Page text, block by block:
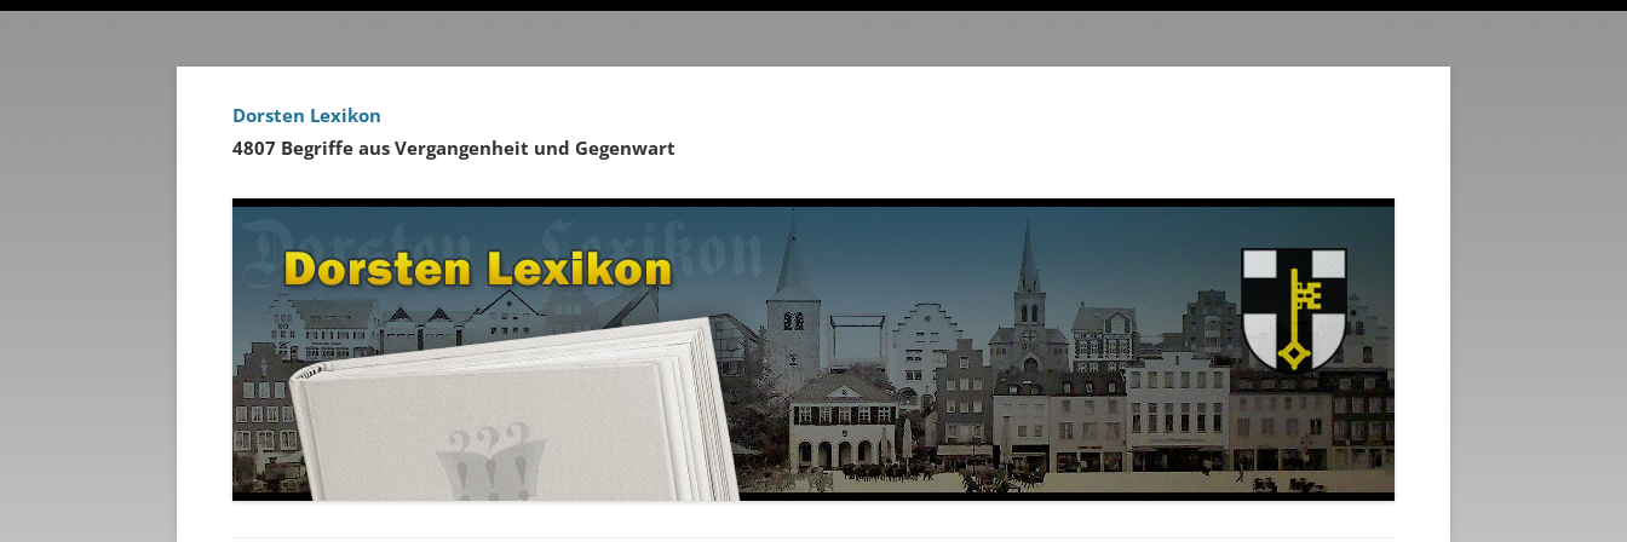
Dorsten Lexikon
4807 Begriffe aus Vergangenheit und Gegenwart